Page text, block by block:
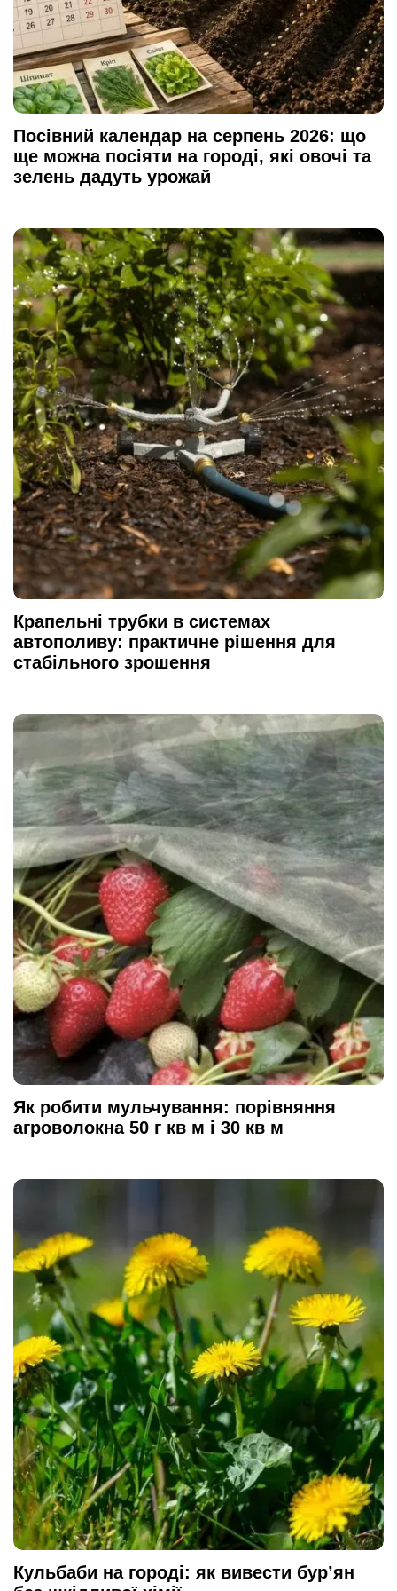
Посівний календар на серпень 2026: що
ще можна посіяти на городі, які овочі та
зелень дадуть урожай
Крапельні трубки в системах
автополиву: практичне рішення для
стабільного зрошення
Як робити мульчування: порівняння
агроволокна 50 г кв м і 30 кв м
Кульбаби на городі: як вивести бур’ян